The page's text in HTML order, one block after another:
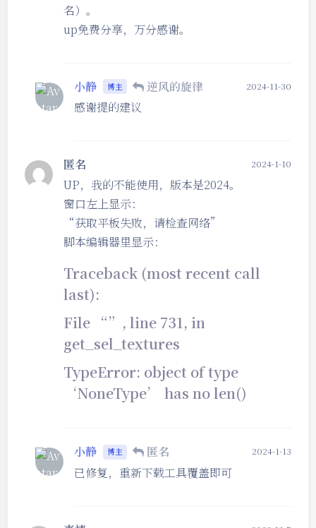
名）。
up免费分享，万分感谢。
小静 博主 逆风的旋律 2024-11-30
感谢提的建议
匿名 2024-1-10
UP，我的不能使用，版本是2024。
窗口左上显示：
“获取平板失败，请检查网络”
脚本编辑器里显示：
Traceback (most recent call
last):
File “”, line 731, in
get_sel_textures
TypeError: object of type
‘NoneType’ has no len()
小静 博主 匿名 2024-1-13
已修复，重新下载工具覆盖即可